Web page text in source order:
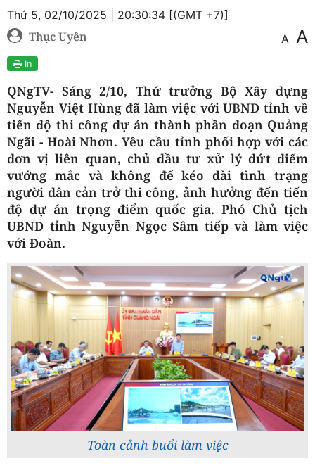
Thứ 5, 02/10/2025 | 20:30:34 [(GMT +7)]
Thục Uyên A A
In
QNgTV- Sáng 2/10, Thứ trưởng Bộ Xây dựng
Nguyễn Việt Hùng đã làm việc với UBND tỉnh về
tiến độ thi công dự án thành phần đoạn Quảng
Ngãi - Hoài Nhơn. Yêu cầu tỉnh phối hợp với các
đơn vị liên quan, chủ đầu tư xử lý dứt điểm
vướng mắc và không để kéo dài tình trạng
người dân cản trở thi công, ảnh hưởng đến tiến
độ dự án trọng điểm quốc gia. Phó Chủ tịch
UBND tỉnh Nguyễn Ngọc Sâm tiếp và làm việc
với Đoàn.
Toàn cảnh buổi làm việc